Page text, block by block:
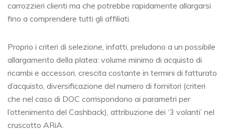
carrozzieri clienti ma che potrebbe rapidamente allargarsi
fino a comprendere tutti gli affiliati.
Proprio i criteri di selezione, infatti, preludono a un possibile
allargamento della platea: volume minimo di acquisto di
ricambi e accessori, crescita costante in termini di fatturato
d’acquisto, diversificazione del numero di fornitori (criteri
che nel caso di DOC corrispondono ai parametri per
l’ottenimento del Cashback), attribuzione dei ‘3 volanti’ nel
cruscotto ARiA.